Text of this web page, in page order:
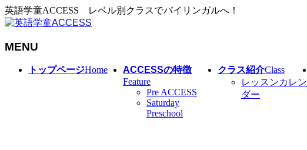
英語学童ACCESS レベル別クラスでバイリンガルへ！
MENU
トップページHome
ACCESSの特徴
Feature
Pre ACCESS
Saturday
Preschool
クラス紹介Class
レッスンカレン
ダー